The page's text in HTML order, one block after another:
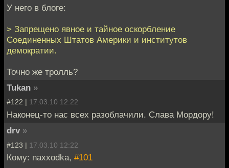
У него в блоге:
> Запрещено явное и тайное оскорбление
Соединенных Штатов Америки и институтов
демократии.
Точно же тролль?
Tukan »
#122 | 17.03.10 12:22
Наконец-то нас всех разоблачили. Слава Мордору!
drv »
#123 | 17.03.10 12:22
Кому: naxxodka, #101